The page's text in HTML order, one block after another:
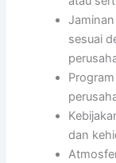
sesuai
dan